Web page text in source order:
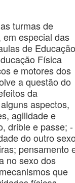
turmas de
especial das
de Educação
Física
e motores dos
a questão do
da
aspectos,
agilidade e
drible e passe; -
do outro sexo
pensamento
no sexo dos
que